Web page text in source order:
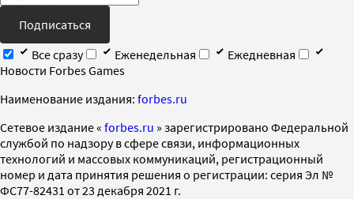
Подписаться
Все сразу
Еженедельная
Ежедневная
Новости Forbes Games
Наименование издания: forbes.ru
Cетевое издание « forbes.ru » зарегистрировано Федеральной
службой по надзору в сфере связи, информационных
технологий и массовых коммуникаций, регистрационный
номер и дата принятия решения о регистрации: серия Эл №
ФС77-82431 от 23 декабря 2021 г.